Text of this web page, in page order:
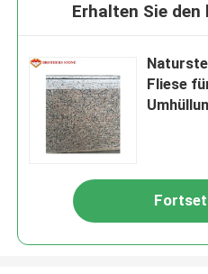
Erhalten Sie
Fliese